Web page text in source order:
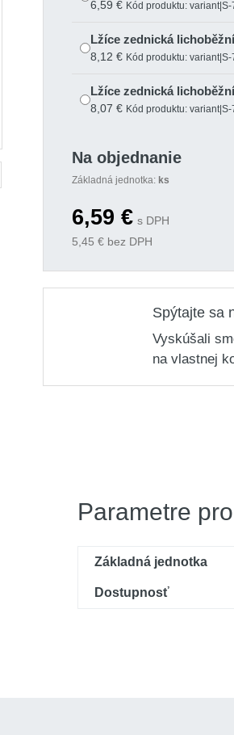
6,59 € Kód produktu:
Lžíce zednická
8,12 € Kód produktu:
Lžíce zednická
8,07 € Kód produktu:
Na objednanie
Základná jednotka: ks
6,59 € s DPH
5,45 € bez DPH
Spýtajte sa
Vyskúšali
na vlastnej
Parametre
Základná jednotka
Dostupnosť